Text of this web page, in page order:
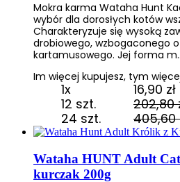
Mokra karma Wataha Hunt
wybór dla dorosłych kotów
Charakteryzuje się wysoką
drobiowego, wzbogaconego
kartamusowego. Jej forma
Im więcej kupujesz, tym
1x 16,90 zł
12 szt.
202,80
cena
202,80
cena
wynosi:
188,60
24 szt. 405,60
cena
405,60
cena
wynosi:
344,76
Wataha HUNT Adult
kurczak 200g